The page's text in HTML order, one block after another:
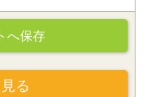
へ保存
る